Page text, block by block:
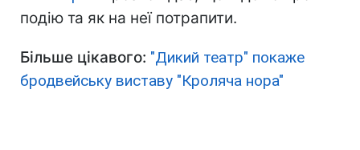
подію та як на неї потрапити.
Більше цікавого: "Дикий театр" покаже
бродвейську виставу "Кроляча нора"